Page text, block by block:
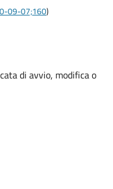
09-07;160)
di avvio, modifica o